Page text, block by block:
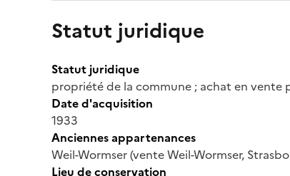
Statut juridique
Statut juridique
propriété de la commune ; achat en vente
Date d'acquisition
1933
Anciennes appartenances
Weil-Wormser (vente Weil-Wormser,
Lieu de conservation